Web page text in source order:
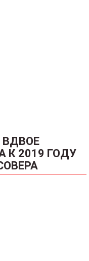
ВДВОЕ
2019 ГОДУ